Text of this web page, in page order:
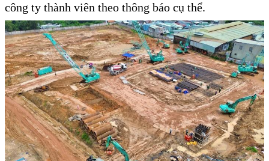
công ty thành viên theo thông báo cụ thể.